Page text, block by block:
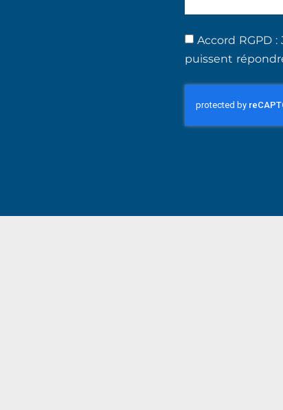
Accord RGPD
puissent